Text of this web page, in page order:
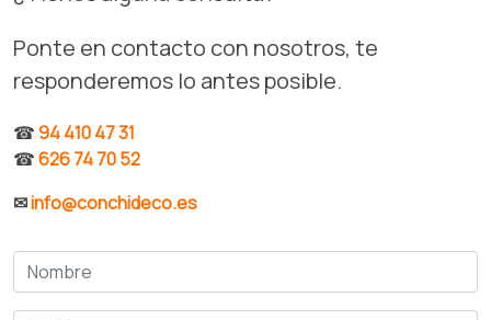
Ponte en contacto con nosotros, te
responderemos lo antes posible.
☎94 410 47 31
☎626 74 70 52
✉info@conchideco.es